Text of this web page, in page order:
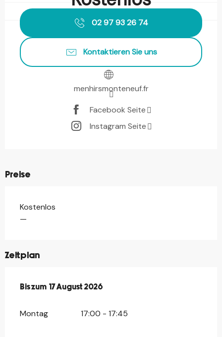
02 97 93 26 74
Kontaktieren Sie uns
menhirsmonteneuf.fr
Facebook Seite
Instagram Seite
Preise
Kostenlos
—
Zeitplan
vom13 Juli 2026bis zum
Bis zum 17 August 2026
Montag 17:00 - 17:45